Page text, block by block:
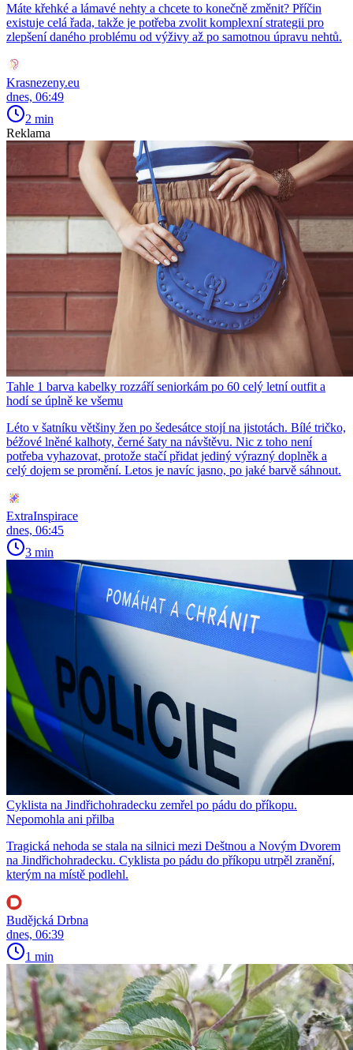
Máte křehké a lámavé nehty a chcete to konečně změnit? Příčin
existuje celá řada, takže je potřeba zvolit komplexní strategii pro
zlepšení daného problému od výživy až po samotnou úpravu nehtů.
Krasnezeny.eu
dnes, 06:49
2 min
Reklama
Tahle 1 barva kabelky rozzáří seniorkám po 60 celý letní outfit a
hodí se úplně ke všemu
Léto v šatníku většiny žen po šedesátce stojí na jistotách. Bílé tričko,
béžové lněné kalhoty, černé šaty na návštěvu. Nic z toho není
potřeba vyhazovat, protože stačí přidat jediný výrazný doplněk a
celý dojem se promění. Letos je navíc jasno, po jaké barvě sáhnout.
ExtraInspirace
dnes, 06:45
3 min
Cyklista na Jindřichohradecku zemřel po pádu do příkopu.
Nepomohla ani přilba
Tragická nehoda se stala na silnici mezi Deštnou a Novým Dvorem
na Jindřichohradecku. Cyklista po pádu do příkopu utrpěl zranění,
kterým na místě podlehl.
Budějcká Drbna
dnes, 06:39
1 min